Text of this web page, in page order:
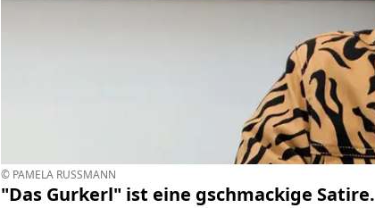
© PAMELA RUSSMANN
"Das Gurkerl" ist eine gschmackige Satire.